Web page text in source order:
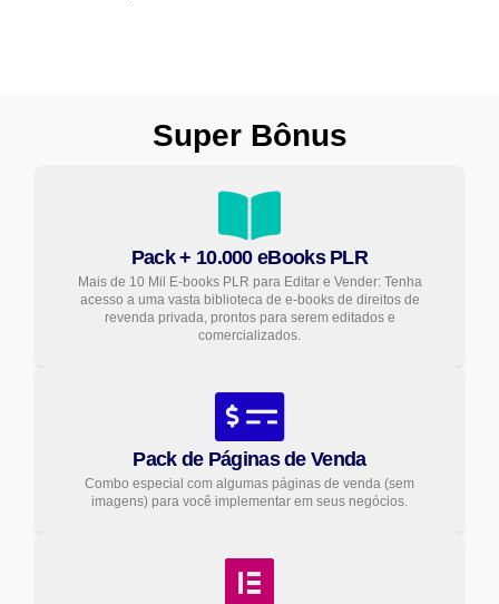
Super Bônus
Pack + 10.000 eBooks PLR
Mais de 10 Mil E-books PLR para Editar e Vender: Tenha
acesso a uma vasta biblioteca de e-books de direitos de
revenda privada, prontos para serem editados e
comercializados.
Pack de Páginas de Venda
Combo especial com algumas páginas de venda (sem
imagens) para você implementar em seus negócios.